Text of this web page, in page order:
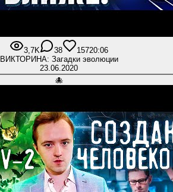
3,7K 38 15720:06
ВИКТОРИНА: Загадки эволюции
23.06.2020
🐙